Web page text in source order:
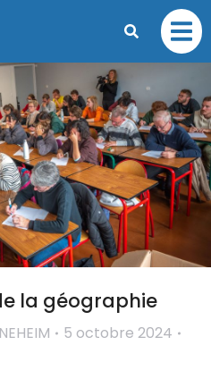
la géographie
5 octobre 2024